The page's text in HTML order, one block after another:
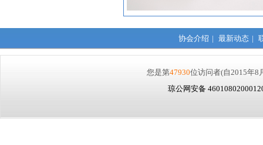
协会介绍 | 最新动态 |
您是第47930位访问者(自2015年8
琼公网安备